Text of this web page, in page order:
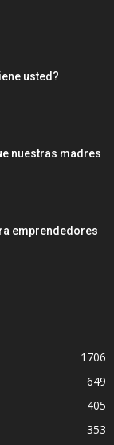
usted?
nuestras madres
emprendedores
1706
649
405
353